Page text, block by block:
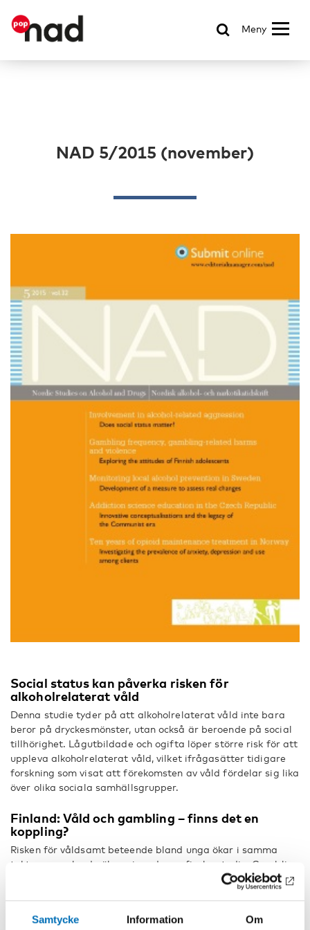
Samtycke Information Om
Meny
NAD 5/2015 (november)
Social status kan påverka risken för
alkoholrelaterat våld
Denna studie tyder på att alkoholrelaterat våld inte bara
beror på dryckesmönster, utan också är beroende på social
tillhörighet. Lågutbildade och ogifta löper större risk för att
uppleva alkoholrelaterat våld, vilket ifrågasätter tidigare
forskning som visat att förekomsten av våld fördelar sig lika
över olika sociala samhällsgrupper.
Finland: Våld och gambling – finns det en
koppling?
Risken för våldsamt beteende bland unga ökar i samma
takt som spelande ökar, visar denna finska studie. Gambling
ännu är relativt vanligt bland minderåriga: var femte 14-
åring spelar minst en gång i månaden, trots att
upp i det preventiva arbetet med unga som spelar.